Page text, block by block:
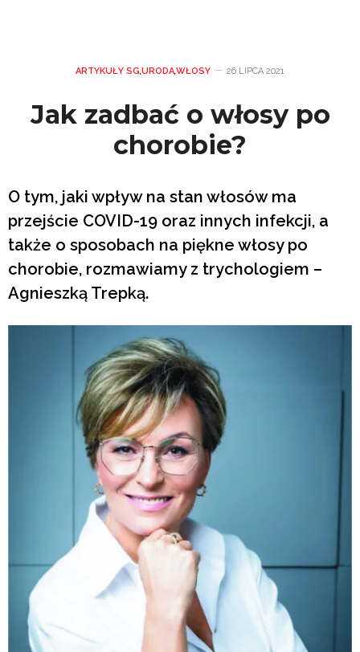
ARTYKUŁY SG,URODA,WŁOSY 26 LIPCA 2021
Jak zadbać o włosy po
chorobie?
O tym, jaki wpływ na stan włosów ma
przejście COVID-19 oraz innych infekcji, a
także o sposobach na piękne włosy po
chorobie, rozmawiamy z trychologiem –
Agnieszką Trepką.